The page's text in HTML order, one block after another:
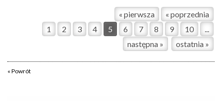
« pierwsza
« poprzednia
1
2 3 4 5 6 7 8 9 10
...
następna »
ostatnia »
« Powrót